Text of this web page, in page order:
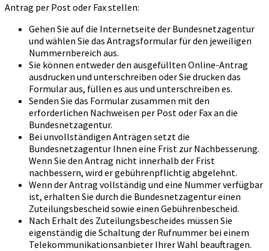
Antrag per Post oder Fax stellen:
Gehen Sie auf die Internetseite der Bundesnetzagentur
und wählen Sie das Antragsformular für den jeweiligen
Nummernbereich aus.
Sie können entweder den ausgefüllten Online-Antrag
ausdrucken und unterschreiben oder Sie drucken das
Formular aus, füllen es aus und unterschreiben es.
Senden Sie das Formular zusammen mit den
erforderlichen Nachweisen per Post oder Fax an die
Bundesnetzagentur.
Bei unvollständigen Anträgen setzt die
Bundesnetzagentur Ihnen eine Frist zur Nachbesserung.
Wenn Sie den Antrag nicht innerhalb der Frist
nachbessern, wird er gebührenpflichtig abgelehnt.
Wenn der Antrag vollständig und eine Nummer verfügbar
ist, erhalten Sie durch die Bundesnetzagentur einen
Zuteilungsbescheid sowie einen Gebührenbescheid.
Nach Erhalt des Zuteilungsbescheides müssen Sie
eigenständig die Schaltung der Rufnummer bei einem
Telekommunikationsanbieter Ihrer Wahl beauftragen.